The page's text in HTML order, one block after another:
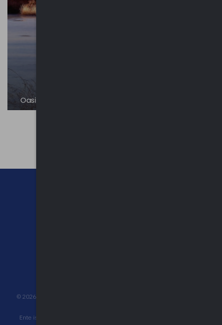
Oasi del Bassone-Torbiera di Albate
© 2026UPEL Unione Provinciale Enti Locali - C.F. 80009680127 - P.IVA
Ente iscritto all'albo degli operatori accreditati per la formazione della